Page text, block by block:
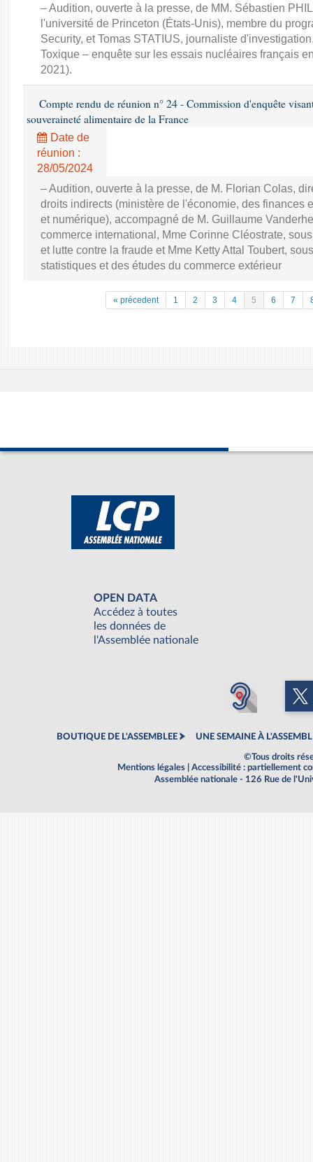
– Audition, ouverte à la presse, de MM. Sébastien
l'université de Princeton (États-Unis), membre du
Security, et Tomas STATIUS, journaliste
Toxique – enquête sur les essais nucléaires français
2021).
Compte rendu de réunion n° 24 - Commission d'enquête
souveraineté alimentaire de la France
Date de
réunion :
28/05/2024
– Audition, ouverte à la presse, de M. Florian Colas,
droits indirects (ministère de l'économie, des finances
et numérique), accompagné de M. Guillaume
commerce international, Mme Corinne Cléostrate,
et lutte contre la fraude et Mme Ketty Attal Toubert,
statistiques et des études du commerce extérieur
« précedent 1 2 3 4 5 6 7
OPEN DATA
Accédez à toutes
les données de
l'Assemblée nationale
BOUTIQUE DE L'ASSEMBLEE UNE SEMAINE À
©Tous droits
Mentions légales
Accessibilité : partiellement
Assemblée nationale - 126 Rue de